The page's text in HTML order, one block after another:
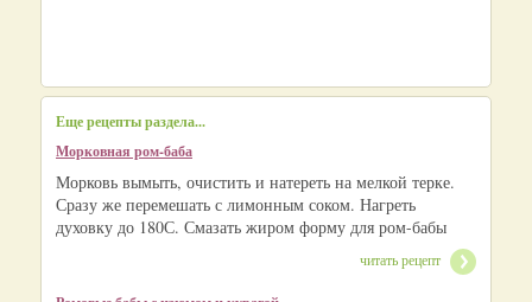
Еще рецепты раздела...
Морковная ром-баба
Морковь вымыть, очистить и натереть на мелкой терке.
Сразу же перемешать с лимонным соком. Нагреть
духовку до 180С. Смазать жиром форму для ром-бабы
читать рецепт